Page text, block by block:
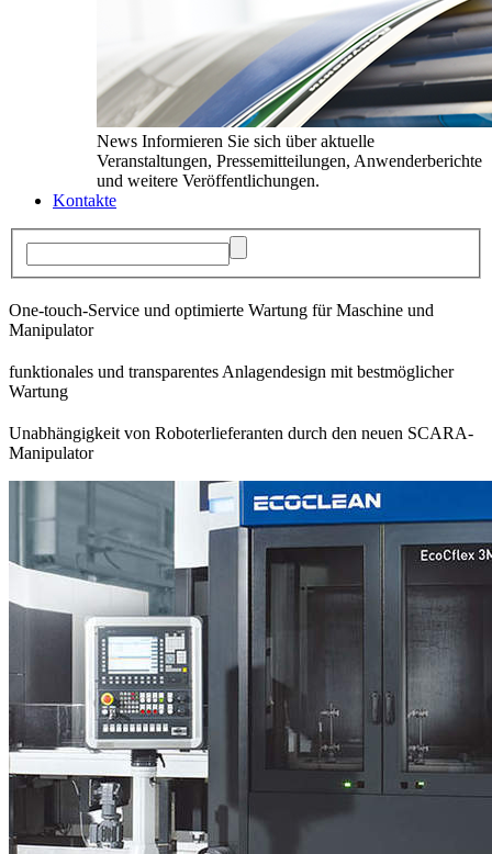
News Informieren Sie sich über aktuelle
Veranstaltungen, Pressemitteilungen, Anwenderberichte
und weitere Veröffentlichungen.
Kontakte
One-touch-Service und optimierte Wartung für Maschine und
Manipulator
funktionales und transparentes Anlagendesign mit bestmöglicher
Wartung
Unabhängigkeit von Roboterlieferanten durch den neuen SCARA-
Manipulator